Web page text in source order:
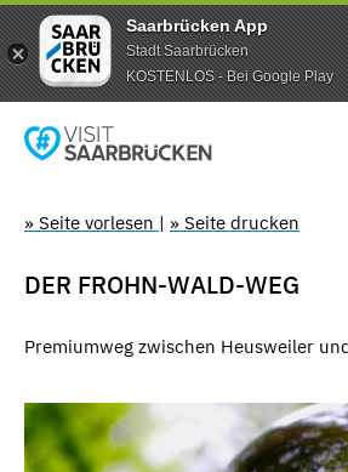
Saarbrücken App
Stadt Saarbrücken
KOSTENLOS - Bei Google Play
» Seite vorlesen | » Seite drucken
DER FROHN-WALD-WEG
Premiumweg zwischen Heusweiler